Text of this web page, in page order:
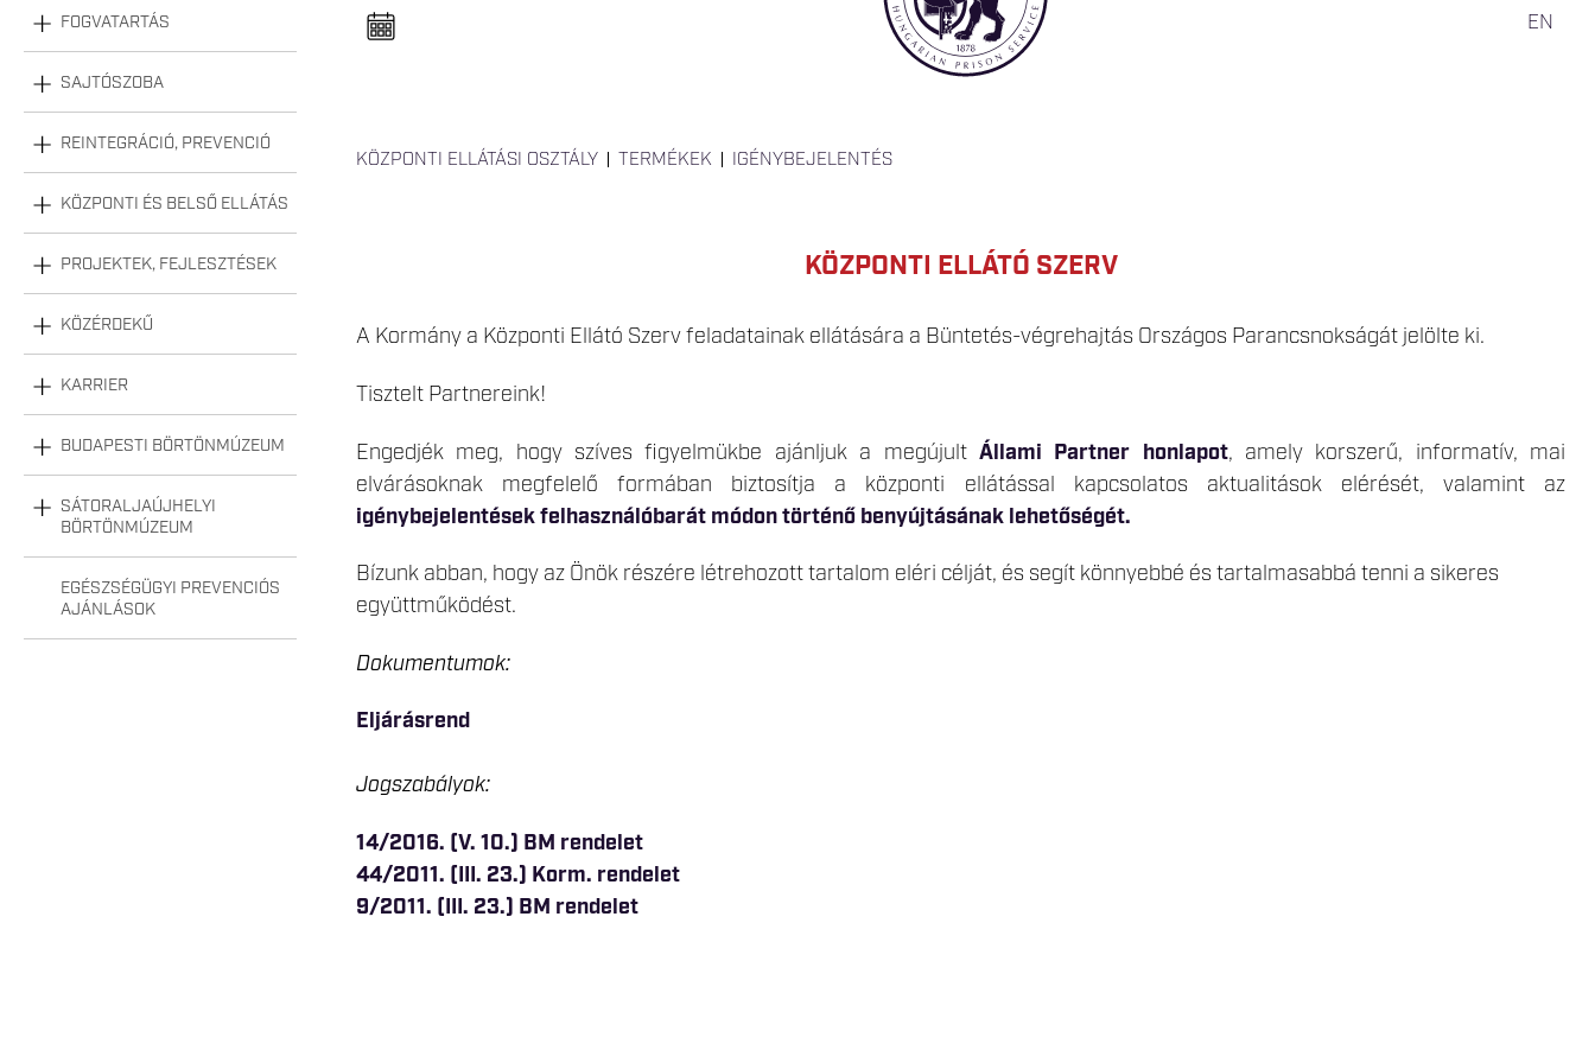
FOGVATARTÁS
SAJTÓSZOBA
REINTEGRÁCIÓ, PREVENCIÓ
KÖZPONTI ÉS BELSŐ ELLÁTÁS
PROJEKTEK, FEJLESZTÉSEK
KÖZÉRDEKŰ
KARRIER
BUDAPESTI BÖRTÖNMÚZEUM
SÁTORALJAÚJHELYI
BÖRTÖNMÚZEUM
EGÉSZSÉGÜGYI PREVENCIÓS
AJÁNLÁSOK
EN
e
l
a
KÖZPONTI ELLÁTÁSI OSZTÁLY TERMÉKEK IGÉNYBEJELENTÉS
KÖZPONTI ELLÁTÓ SZERV
A Kormány a Központi Ellátó Szerv feladatainak ellátására a Büntetés-végrehajtás Országos Parancsnokságát jelölte ki.
Tisztelt Partnereink!
Engedjék meg, hogy szíves figyelmükbe ajánljuk a megújult Állami Partner honlapot, amely korszerű, informatív, mai
elvárásoknak megfelelő formában biztosítja a központi ellátással kapcsolatos aktualitások elérését, valamint az
igénybejelentésekfelhasználóbarát módon történő benyújtásának lehetőségét.
Bízunk abban, hogy az Önök részére létrehozott tartalom eléri célját, és segít könnyebbé és tartalmasabbá tenni a sikeres
együttműködést.
Dokumentumok:
Eljárásrend
Jogszabályok:
14/2016. (V. 10.) BM rendelet
44/2011. (III. 23.) Korm. rendelet
9/2011. (III. 23.) BM rendelet